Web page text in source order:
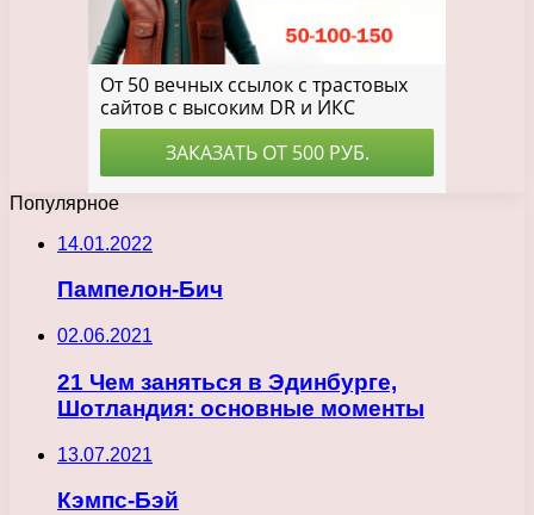
Популярное
14.01.2022
Пампелон-Бич
02.06.2021
21 Чем заняться в Эдинбурге,
Шотландия: основные моменты
13.07.2021
Кэмпс-Бэй